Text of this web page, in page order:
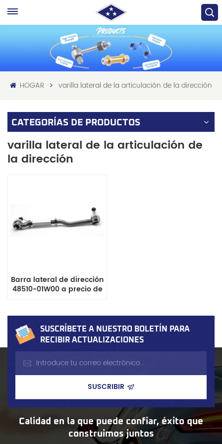
HOGAR varilla lateral de la articulación de la dirección
CATEGORÍAS DE PRODUCTOS
varilla lateral de la articulación de
la dirección
Barra lateral de dirección
48510-01W00 a precio de
con certificación ISO9001.
SUSCRÍBETE A NUESTRO BOLETÍN PARA
RECIBIR ACTUALIZACIONES
Calidad en la que puede confiar, éxito que
construimos juntos